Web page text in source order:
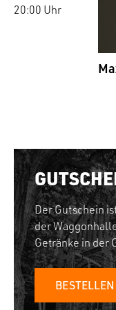
20:00 Uhr
Der Gutschein
der
Getränke in der
BESTELLEN